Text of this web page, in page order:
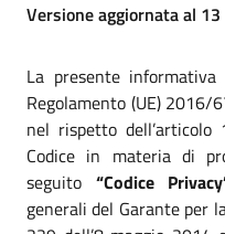
Versione aggiornata al
La presente
Regolamento (UE)
nel rispetto
Codice in materia di
seguito “Codice
generali del Garante per